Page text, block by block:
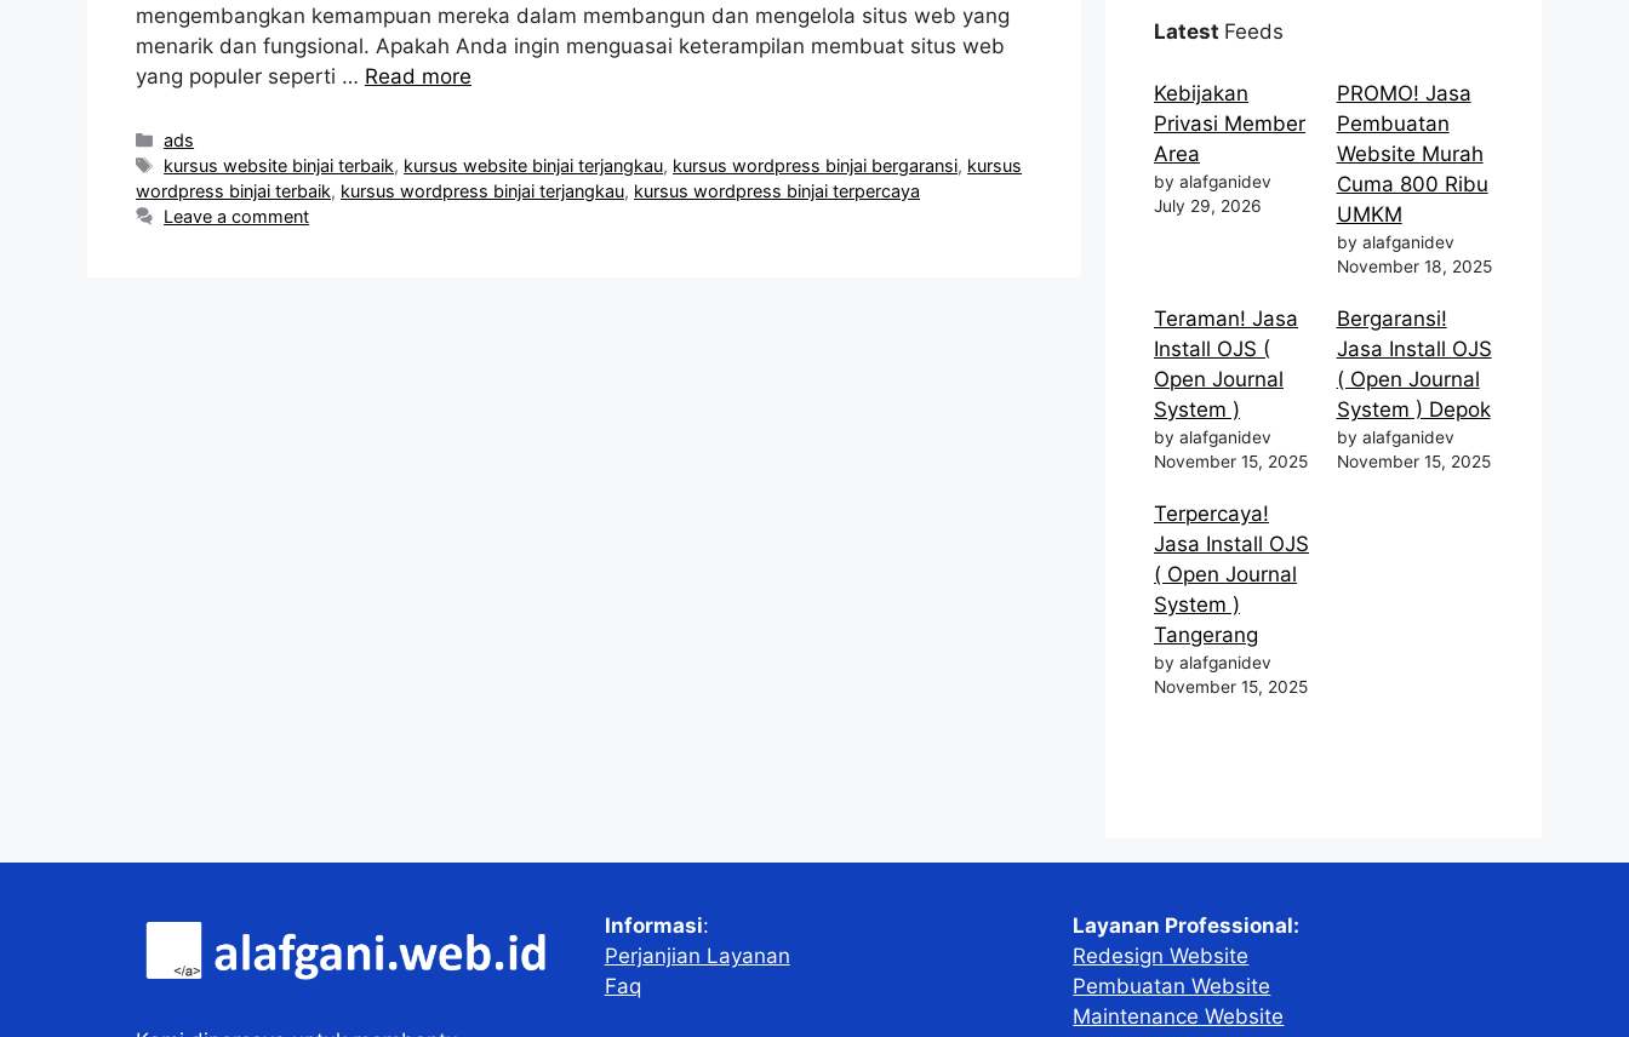
mengembangkan kemampuan mereka dalam membangun dan mengelola situs web yang
menarik dan fungsional. Apakah Anda ingin menguasai keterampilan membuat situs web
yang populer seperti … Read more
Categories
ads
Tags
kursus website binjai terbaik, kursus website binjai terjangkau, kursus wordpress binjai bergaransi, kursus
wordpress binjai terbaik, kursus wordpress binjai terjangkau, kursus wordpress binjai terpercaya
Leave a comment
Latest Feeds
Kebijakan
Privasi Member
Area
by alafganidev
July 29, 2026
PROMO! Jasa
Pembuatan
Website Murah
Cuma 800 Ribu
UMKM
by alafganidev
November 18, 2025
Teraman! Jasa
Install OJS (
Open Journal
System )
by alafganidev
November 15, 2025
Bergaransi!
Jasa Install OJS
( Open Journal
System ) Depok
by alafganidev
November 15, 2025
Terpercaya!
Jasa Install OJS
( Open Journal
System )
Tangerang
by alafganidev
November 15, 2025
Informasi:
Perjanjian Layanan
Faq
Layanan Professional:
Redesign Website
Pembuatan Website
Maintenance Website